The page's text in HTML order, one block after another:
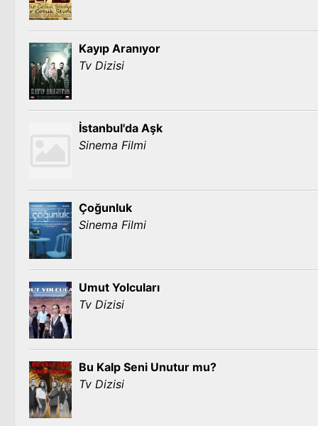
Kayıp Aranıyor
Tv Dizisi
İstanbul'da Aşk
Sinema Filmi
Çoğunluk
Sinema Filmi
Umut Yolcuları
Tv Dizisi
Bu Kalp Seni Unutur mu?
Tv Dizisi